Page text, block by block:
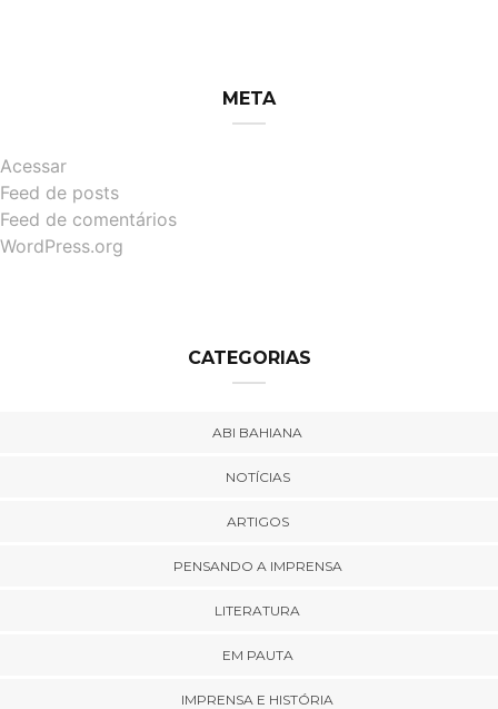
META
Acessar
Feed de posts
Feed de comentários
WordPress.org
CATEGORIAS
ABI BAHIANA
NOTÍCIAS
ARTIGOS
PENSANDO A IMPRENSA
LITERATURA
EM PAUTA
IMPRENSA E HISTÓRIA